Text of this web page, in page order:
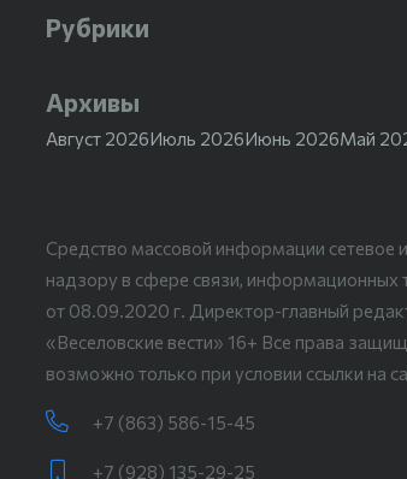
Рубрики
Архивы
Август 2026Июль 2026Июнь 2026Май
Средство массовой информации сетевое
надзору в сфере связи,
от 08.09.2020 г. Директор-главный
«Веселовские вести» 16+ Все права
возможно только при условии ссылки на
+7 (863) 586-15-45
+7 (928) 135-29-25